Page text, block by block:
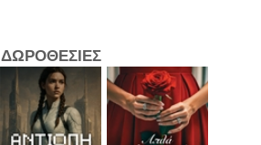
ΔΩΡΟΘΕΣΙΕΣ